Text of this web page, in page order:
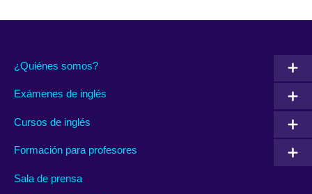
¿Quiénes somos?
Exámenes de inglés
Cursos de inglés
Formación para profesores
Sala de prensa